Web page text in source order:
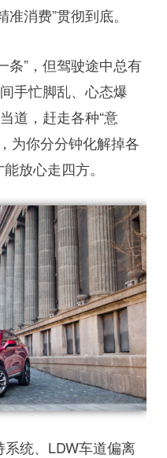
消费”贯彻到底。
条”，但驾驶途中总有
手忙脚乱、心态爆
道，赶走各种“意
为你分分钟化解掉各
放心走四方。
统、LDW车道偏离